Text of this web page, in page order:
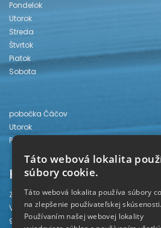
Pondelok
Utorok
Streda
Štvrtok
Piatok
Sobota
pobočka Čáčov
Utorok
Piatok
Kontakt
Záhorská knižnica
Vajanského 28
905 01 Senica
Táto webová lokalita
súbory cookie.
Táto webová lokalita používa súbory
na zlepšenie používateľskej skúsenosti.
Používaním našej webovej lokality